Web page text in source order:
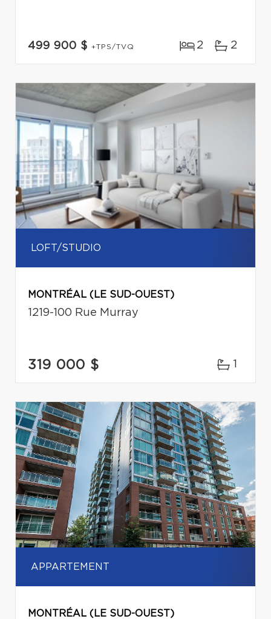
499 900 $ +TPS/TVQ 2 2
LOFT/STUDIO
MONTRÉAL (LE SUD-OUEST)
1219-100 Rue Murray
319 000 $ 1
APPARTEMENT
MONTRÉAL (LE SUD-OUEST)